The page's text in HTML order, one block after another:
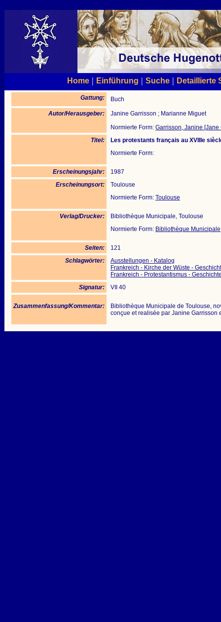
Home| Einführung | Suche| Detaillierte
Gattung: Buch
Autor/Herausgeber:
Janine Garrisson ; Marianne Miguet
Normierte Form: Garrisson, Janine
Titel:
Les protestants français au XVIIIe
Normierte Form:
Erscheinungsjahr:
1987
Erscheinungsort:
Toulouse
Normierte Form: Toulouse
Verlag/Drucker:
Bibliothèque Municipale, Toulouse
Normierte Form: Bibliothèque
Seiten:
121
Schlagwörter:
Ausstellungen - Katalog
Frankreich - Kirche der Wüste -
Frankreich - Protestantismus -
Signatur:
VII 40
Zusammenfassung/Kommentar:
Bibliothèque Municipale de Toulouse,
conçue et realisée par Janine Garrisson